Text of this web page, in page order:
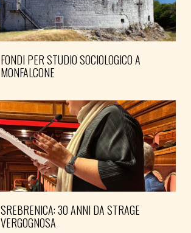
FONDI PER STUDIO SOCIOLOGICO A
MONFALCONE
SREBRENICA: 30 ANNI DA STRAGE
VERGOGNOSA